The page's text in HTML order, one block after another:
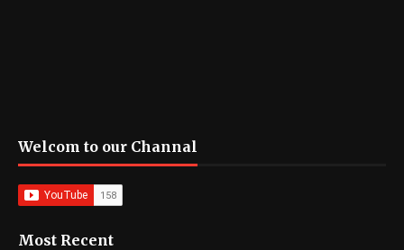
Welcom to our Channal
Most Recent